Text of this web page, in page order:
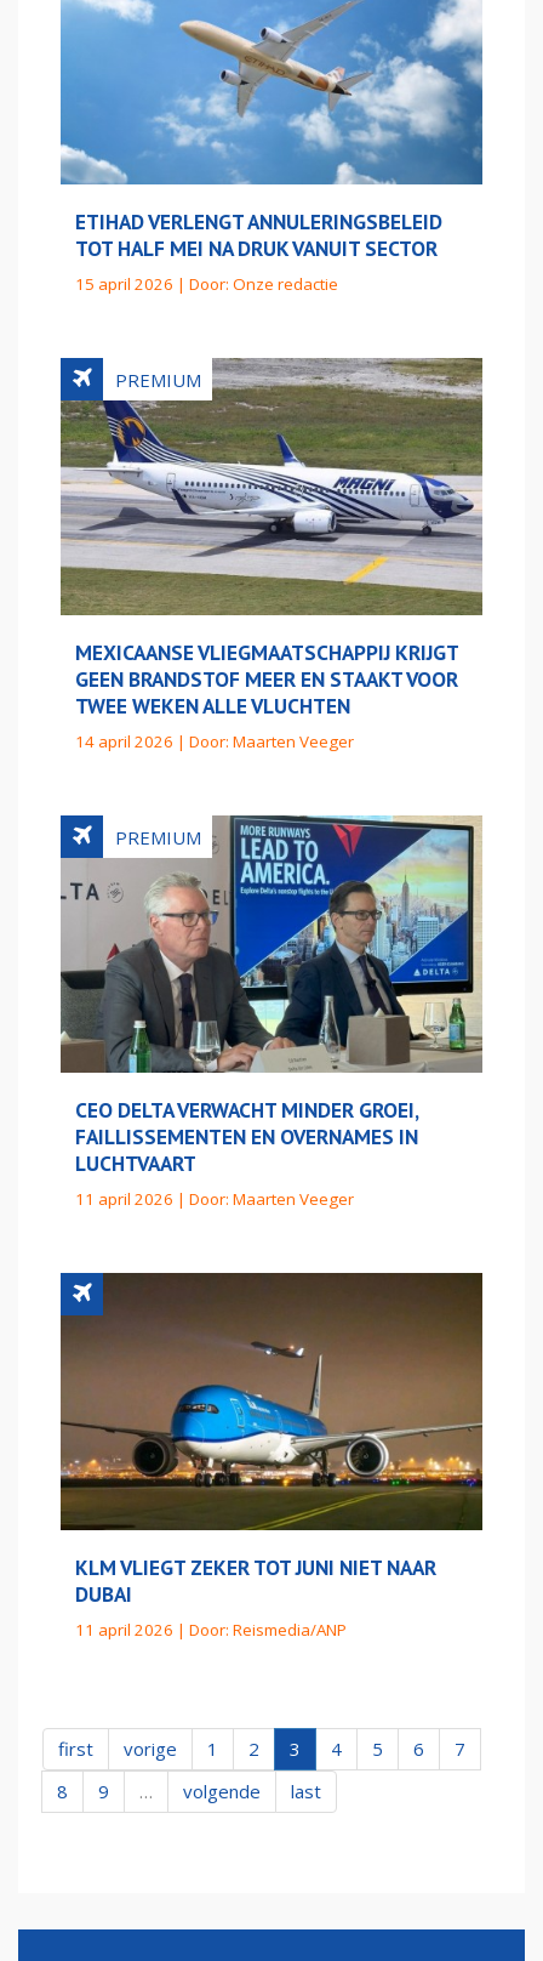
ETIHAD VERLENGT ANNULERINGSBELEID
TOT HALF MEI NA DRUK VANUIT SECTOR
15 april 2026 | Door: Onze redactie
MEXICAANSE VLIEGMAATSCHAPPIJ KRIJGT
GEEN BRANDSTOF MEER EN STAAKT VOOR
TWEE WEKEN ALLE VLUCHTEN
14 april 2026 | Door: Maarten Veeger
CEO DELTA VERWACHT MINDER GROEI,
FAILLISSEMENTEN EN OVERNAMES IN
LUCHTVAART
11 april 2026 | Door: Maarten Veeger
KLM VLIEGT ZEKER TOT JUNI NIET NAAR
DUBAI
11 april 2026 | Door: Reismedia/ANP
first vorige 1 2 3 4 5 6
7
8
9 … volgende last